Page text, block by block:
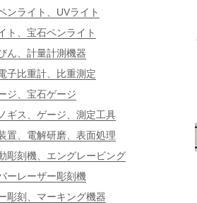
ンライト、UVライト
ト、宝石ペンライト
ん、計量計測機器
子比重計、比重測定
ジ、宝石ゲージ
ギス、ゲージ、測定工具
置、電解研磨、表面処理
彫刻機、エングレービング
ーレーザー彫刻機
彫刻、マーキング機器